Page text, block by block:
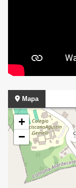
Mapa
+
−